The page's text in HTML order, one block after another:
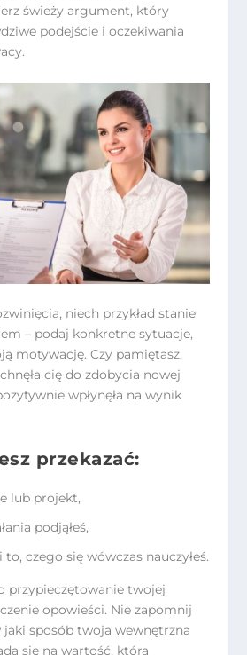
świeży argument, który
podejście i oczekiwania
niech przykład stanie
– podaj konkretne sytuacje,
motywację. Czy pamiętasz,
cię do zdobycia nowej
wpłynęła na wynik
przekazać:
lub projekt,
podjąłeś,
czego się wówczas nauczyłeś.
przypieczętowanie twojej
opowieści. Nie zapomnij
sposób twoja wewnętrzna
się na wartość, którą